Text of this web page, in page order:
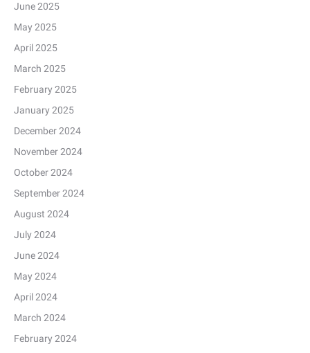
June 2025
May 2025
April 2025
March 2025
February 2025
January 2025
December 2024
November 2024
October 2024
September 2024
August 2024
July 2024
June 2024
May 2024
April 2024
March 2024
February 2024